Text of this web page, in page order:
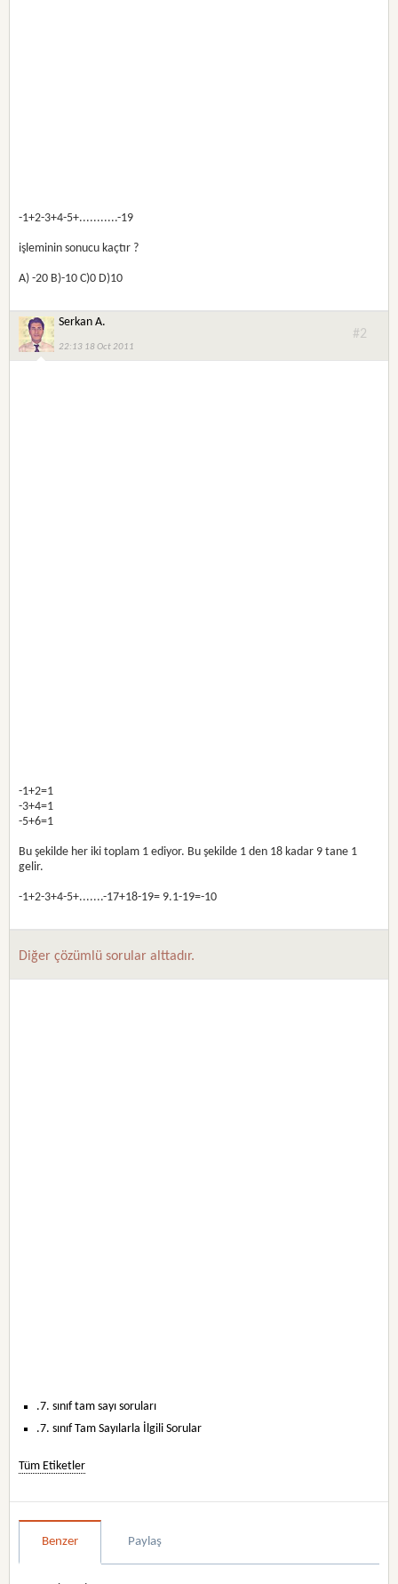
-1+2-3+4-5+...........-19
işleminin sonucu kaçtır ?
A) -20 B)-10 C)0 D)10
Serkan A.
22:13 18 Oct 2011
#2
-1+2=1
-3+4=1
-5+6=1
Bu şekilde her iki toplam 1 ediyor. Bu şekilde 1 den 18 kadar 9 tane 1
gelir.
-1+2-3+4-5+.......-17+18-19= 9.1-19=-10
Diğer çözümlü sorular alttadır.
.7. sınıf tam sayı soruları
.7. sınıf Tam Sayılarla İlgili Sorular
Tüm Etiketler
Benzer Paylaş